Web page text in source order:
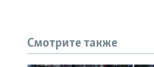
Смотрите также